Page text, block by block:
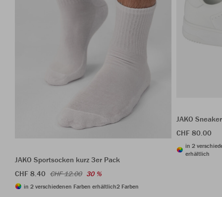
JAKO Sportsocken kurz 3er Pack
CHF 8.40 CHF 12.00 30 %
in 2 verschiedenen Farben erhältlich2 Farben
JAKO
CHF 80.00
in 2
erhältlich